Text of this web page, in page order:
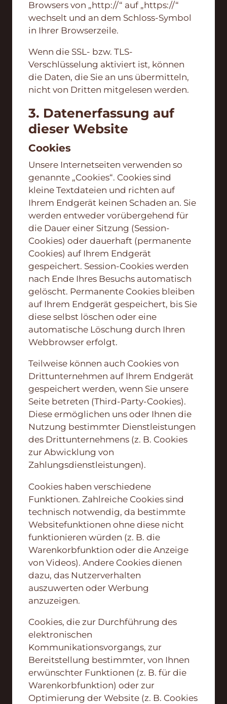
Browsers von „http://“ auf „https://“
wechselt und an dem Schloss-Symbol
in Ihrer Browserzeile.
Wenn die SSL- bzw. TLS-
Verschlüsselung aktiviert ist, können
die Daten, die Sie an uns übermitteln,
nicht von Dritten mitgelesen werden.
3. Datenerfassung auf
dieser Website
Cookies
Unsere Internetseiten verwenden so
genannte „Cookies“. Cookies sind
kleine Textdateien und richten auf
Ihrem Endgerät keinen Schaden an. Sie
werden entweder vorübergehend für
die Dauer einer Sitzung (Session-
Cookies) oder dauerhaft (permanente
Cookies) auf Ihrem Endgerät
gespeichert. Session-Cookies werden
nach Ende Ihres Besuchs automatisch
gelöscht. Permanente Cookies bleiben
auf Ihrem Endgerät gespeichert, bis Sie
diese selbst löschen oder eine
automatische Löschung durch Ihren
Webbrowser erfolgt.
Teilweise können auch Cookies von
Drittunternehmen auf Ihrem Endgerät
gespeichert werden, wenn Sie unsere
Seite betreten (Third-Party-Cookies).
Diese ermöglichen uns oder Ihnen die
Nutzung bestimmter Dienstleistungen
des Drittunternehmens (z. B. Cookies
zur Abwicklung von
Zahlungsdienstleistungen).
Cookies haben verschiedene
Funktionen. Zahlreiche Cookies sind
technisch notwendig, da bestimmte
Websitefunktionen ohne diese nicht
funktionieren würden (z. B. die
Warenkorbfunktion oder die Anzeige
von Videos). Andere Cookies dienen
dazu, das Nutzerverhalten
auszuwerten oder Werbung
anzuzeigen.
Cookies, die zur Durchführung des
elektronischen
Kommunikationsvorgangs, zur
Bereitstellung bestimmter, von Ihnen
erwünschter Funktionen (z. B. für die
Warenkorbfunktion) oder zur
Optimierung der Website (z. B. Cookies